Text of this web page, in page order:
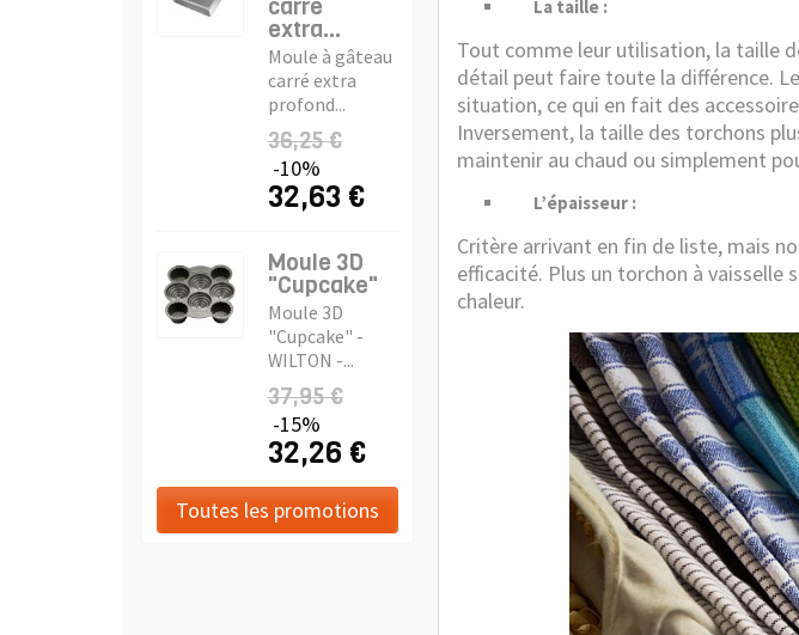
carré
extra...
Moule à gâteau
carré extra
profond...
36,25 €
-10%
32,63 €
Moule 3D
"Cupcake"
Moule 3D
"Cupcake" -
WILTON -...
37,95 €
-15%
32,26 €
Toutes les promotions
La taille :
Tout comme leur utilisation, la taille
détail peut faire toute la différence.
situation, ce qui en fait des
Inversement, la taille des torchons
maintenir au chaud ou simplement
L’épaisseur :
Critère arrivant en fin de liste, mais
efficacité. Plus un torchon à vaisselle
chaleur.